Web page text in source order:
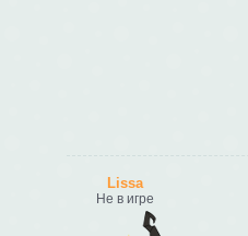
Lissa
Не в игре